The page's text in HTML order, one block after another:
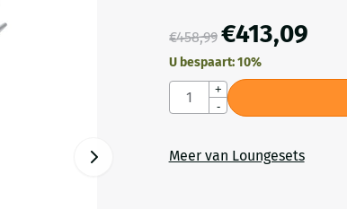
€458,99 €413,09
U bespaart:10%
Aantal
+
-
Meer van Loungesets